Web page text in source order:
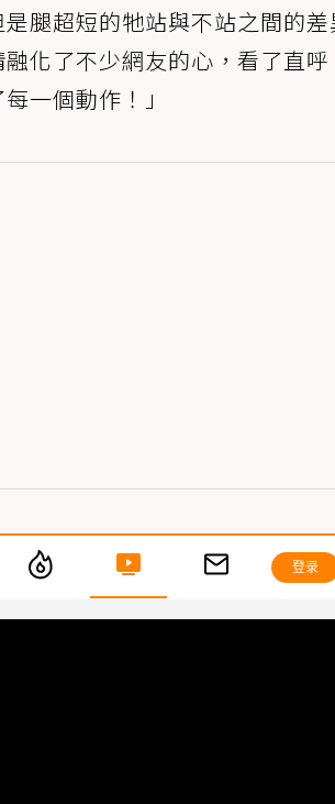
腿超短的牠站與不站之間的
化了不少網友的心，看了直
一個動作！」